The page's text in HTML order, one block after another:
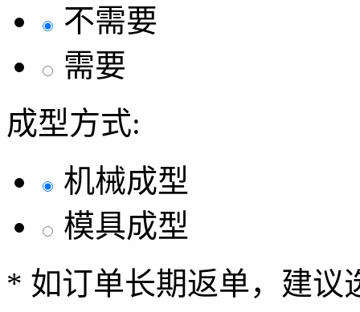
不需要
需要
成型方式:
机械成型
模具成型
* 如订单长期返单，建议